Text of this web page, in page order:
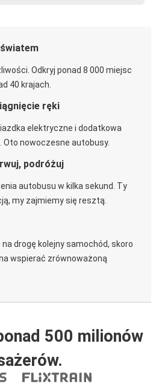
Odkryj ponad 8 000 miejsc
40 krajach.
ręki
elektryczne i dodatkowa
Oto nowoczesne autobusy.
podróżuj
autobusu w kilka sekund. Ty
my zajmiemy się resztą.
drogę kolejny samochód, skoro
wspierać zrównoważoną
500 milionów